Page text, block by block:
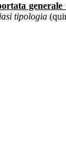
tipologia